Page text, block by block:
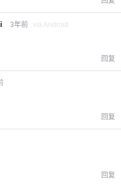
给-熊本熊-打赏
3年前 via Android
回复
回复
回复
买会员或者提升权
6位以上